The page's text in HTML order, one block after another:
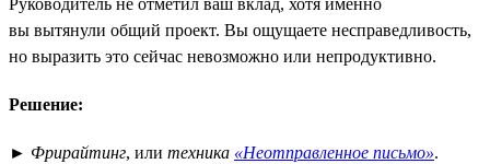
вы вытянули общий проект. Вы ощущаете несправедливость,
но выразить это сейчас невозможно или непродуктивно.
Решение:
► Фрирайтинг, или техника «Неотправленное письмо».